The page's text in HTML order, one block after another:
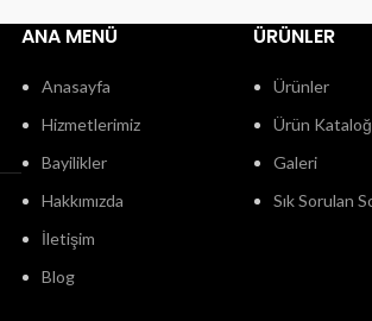
ANA MENÜ
Anasayfa
Hizmetlerimiz
Bayilikler
Hakkımızda
İletişim
Blog
ÜRÜNLER
Ürünler
Ürün
Galeri
Sık Sorulan